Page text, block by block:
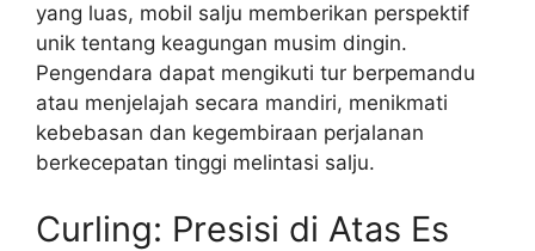
yang luas, mobil salju memberikan perspektif
unik tentang keagungan musim dingin.
Pengendara dapat mengikuti tur berpemandu
atau menjelajah secara mandiri, menikmati
kebebasan dan kegembiraan perjalanan
berkecepatan tinggi melintasi salju.
Curling: Presisi di Atas Es